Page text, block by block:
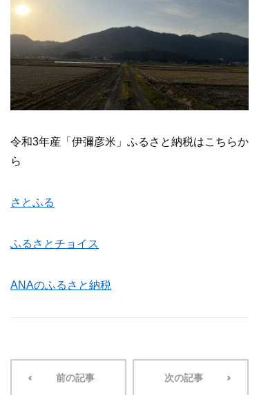
令和3年産「伊彌彦米」ふるさと納税はこちらか
ら
さとふる
ふるさとチョイス
ANAのふるさと納税
前の記事 次の記事